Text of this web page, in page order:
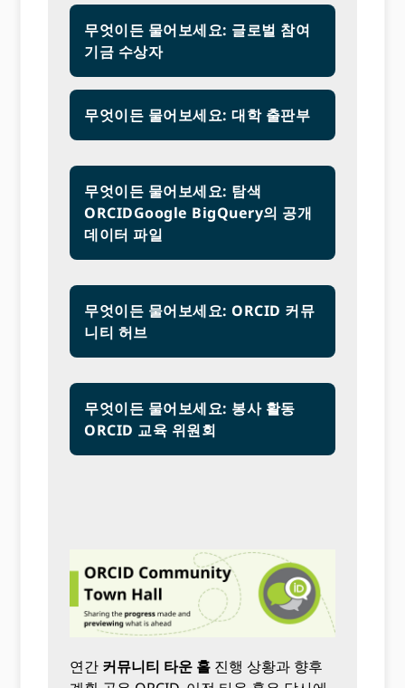
무엇이든 물어보세요: 글로벌 참여
기금 수상자
무엇이든 물어보세요: 대학 출판부
무엇이든 물어보세요: 탐색
ORCIDGoogle BigQuery의 공개
데이터 파일
무엇이든 물어보세요: ORCID 커뮤
니티 허브
무엇이든 물어보세요: 봉사 활동
ORCID 교육 위원회
연간 커뮤니티 타운 홀 진행 상황과 향후